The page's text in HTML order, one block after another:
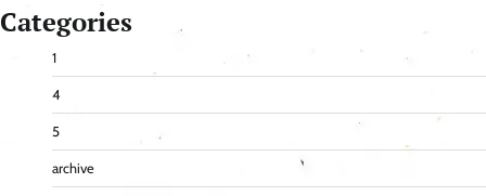
Categories
1
4
5
archive